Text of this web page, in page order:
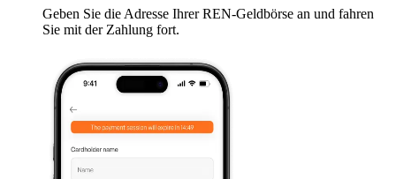
Geben Sie die Adresse Ihrer REN-Geldbörse an und fahren
Sie mit der Zahlung fort.